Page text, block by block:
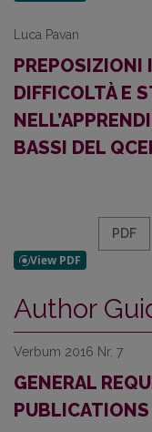
Luca Pavan
PREPOSIZIONI
DIFFICOLTÀ E
BASSI DEL
PDF
Author
Verbum 2016 Nr. 7
GENERAL
PUBLICATIONS